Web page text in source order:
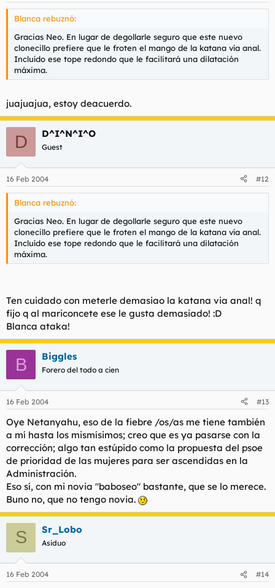
Blanca rebuznó:
Gracias Neo. En lugar de degollarle seguro que este nuevo
clonecillo prefiere que le froten el mango de la katana vía anal.
Incluído ese tope redondo que le facilitará una dilatación
máxima.
juajuajua, estoy deacuerdo.
D D^I^N^I^O
Guest
16 Feb 2004 #12
Blanca rebuznó:
Gracias Neo. En lugar de degollarle seguro que este nuevo
clonecillo prefiere que le froten el mango de la katana vía anal.
Incluído ese tope redondo que le facilitará una dilatación
máxima.
Ten cuidado con meterle demasiao la katana via anal! q
fijo q al mariconcete ese le gusta demasiado! :D
Blanca ataka!
B Biggles
Forero del todo a cien
16 Feb 2004 #13
Oye Netanyahu, eso de la fiebre /os/as me tiene también
a mí hasta los mismísimos; creo que es ya pasarse con la
corrección; algo tan estúpido como la propuesta del psoe
de prioridad de las mujeres para ser ascendidas en la
Administración.
Eso sí, con mi novia "baboseo" bastante, que se lo merece.
Buno no, que no tengo novia.
S Sr_Lobo
Asiduo
16 Feb 2004 #14